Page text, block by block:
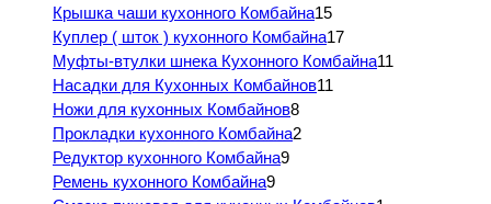
Крышка чаши кухонного Комбайна15
Куплер ( шток ) кухонного Комбайна17
Муфты-втулки шнека Кухонного Комбайна11
Насадки для Кухонных Комбайнов11
Ножи для кухонных Комбайнов8
Прокладки кухонного Комбайна2
Редуктор кухонного Комбайна9
Ремень кухонного Комбайна9